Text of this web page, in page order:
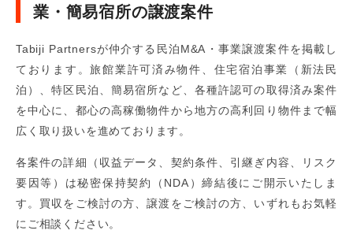
業・簡易宿所の譲渡案件
Tabiji Partnersが仲介する民泊M&A・事業譲渡案件を掲載し
ております。旅館業許可済み物件、住宅宿泊事業（新法民
泊）、特区民泊、簡易宿所など、各種許認可の取得済み案件
を中心に、都心の高稼働物件から地方の高利回り物件まで幅
広く取り扱いを進めております。
各案件の詳細（収益データ、契約条件、引継ぎ内容、リスク
要因等）は秘密保持契約（NDA）締結後にご開示いたしま
す。買収をご検討の方、譲渡をご検討の方、いずれもお気軽
にご相談ください。